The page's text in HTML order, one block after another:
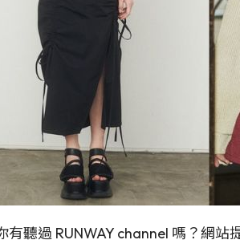
有聽過 RUNWAY channel 嗎？網